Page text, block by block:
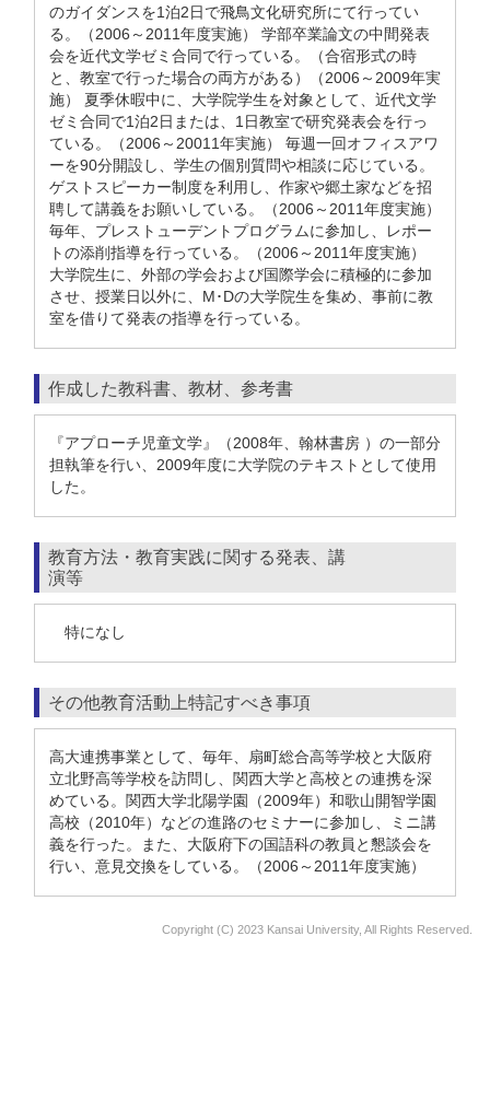
のガイダンスを1泊2日で飛鳥文化研究所にて行ってい
る。（2006～2011年度実施） 学部卒業論文の中間発表
会を近代文学ゼミ合同で行っている。（合宿形式の時
と、教室で行った場合の両方がある）（2006～2009年実
施） 夏季休暇中に、大学院学生を対象として、近代文学
ゼミ合同で1泊2日または、1日教室で研究発表会を行っ
ている。（2006～20011年実施） 毎週一回オフィスアワ
ーを90分開設し、学生の個別質問や相談に応じている。
ゲストスピーカー制度を利用し、作家や郷土家などを招
聘して講義をお願いしている。（2006～2011年度実施）
毎年、プレストューデントプログラムに参加し、レポー
トの添削指導を行っている。（2006～2011年度実施）
大学院生に、外部の学会および国際学会に積極的に参加
させ、授業日以外に、M･Dの大学院生を集め、事前に教
室を借りて発表の指導を行っている。
作成した教科書、教材、参考書
『アプローチ児童文学』（2008年、翰林書房 ）の一部分
担執筆を行い、2009年度に大学院のテキストとして使用
した。
教育方法・教育実践に関する発表、講
演等
特になし
その他教育活動上特記すべき事項
高大連携事業として、毎年、扇町総合高等学校と大阪府
立北野高等学校を訪問し、関西大学と高校との連携を深
めている。関西大学北陽学園（2009年）和歌山開智学園
高校（2010年）などの進路のセミナーに参加し、ミニ講
義を行った。また、大阪府下の国語科の教員と懇談会を
行い、意見交換をしている。（2006～2011年度実施）
Copyright (C) 2023 Kansai University, All Rights Reserved.